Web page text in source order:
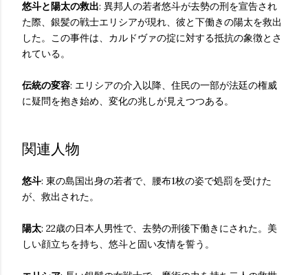
悠斗と陽太の救出: 異邦人の若者悠斗が去勢の刑を宣告され
た際、銀髪の戦士エリシアが現れ、彼と下働きの陽太を救出
した。この事件は、カルドヴァの掟に対する抵抗の象徴とさ
れている。
伝統の変容: エリシアの介入以降、住民の一部が法廷の権威
に疑問を抱き始め、変化の兆しが見えつつある。
関連人物
悠斗: 東の島国出身の若者で、腰布1枚の姿で処罰を受けた
が、救出された。
陽太: 22歳の日本人男性で、去勢の刑後下働きにされた。美
しい顔立ちを持ち、悠斗と固い友情を誓う。